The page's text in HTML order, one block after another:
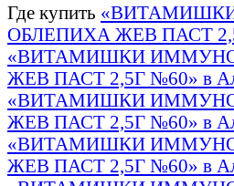
Где купить
ОБЛЕПИХА ЖЕВ ПАСТ
«ВИТАМИШКИ
ЖЕВ ПАСТ 2,5Г №60» в
«ВИТАМИШКИ
ЖЕВ ПАСТ 2,5Г №60» в
«ВИТАМИШКИ
ЖЕВ ПАСТ 2,5Г №60» в